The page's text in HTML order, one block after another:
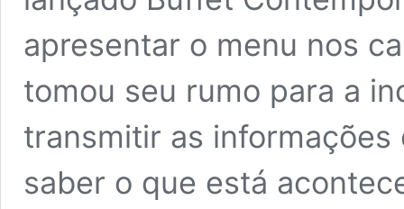
apresentar o menu nos
tomou seu rumo para a
transmitir as
saber o que está